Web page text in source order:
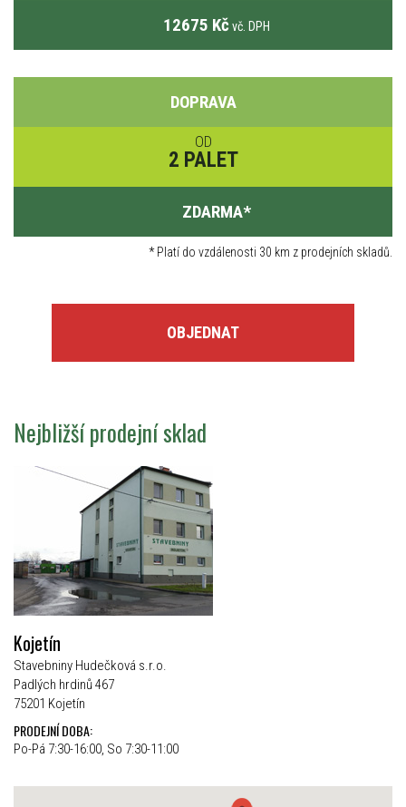
12675 Kč vč. DPH
DOPRAVA
OD
2 PALET
ZDARMA*
*Platí do vzdálenosti 30 km z prodejních skladů.
OBJEDNAT
Nejbližší prodejní sklad
Kojetín
Stavebniny Hudečková s.r.o.
Padlých hrdinů 467
75201 Kojetín
PRODEJNÍ DOBA:
Po-Pá 7:30-16:00, So 7:30-11:00